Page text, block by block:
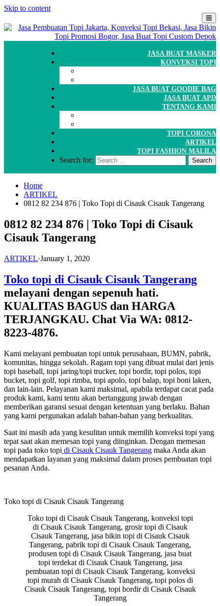
Skip to content
JASA BUAT MASKER
KONVEKSI TOPI
JASA BUAT GOODIE BAG
JASA BUAT APD
TENTANG KAMI
TOPI CORONA
ARTIKEL
TOPI FASHION MALILA
Search for:
Home
ARTIKEL
0812 82 234 876 | Toko Topi di Cisauk Cisauk Tangerang
0812 82 234 876 | Toko Topi di Cisauk
Cisauk Tangerang
ARTIKEL·January 1, 2020
Toko topi di Cisauk Cisauk Tangerang
melayani dengan sepenuh hati.
KUALITAS BAGUS dan HARGA
TERJANGKAU. Chat Via WA: 0812-
8223-4876.
Kami melayani pembuatan topi untuk perusahaan, BUMN, pabrik,
komunitas, hingga sekolah. Ragam topi yang dibuat mulai dari jenis
topi baseball, topi jaring/topi trucker, topi bordir, topi polos, topi
bucket, topi golf, topi rimba, topi apolo, topi balap, topi boni laken,
dan lain-lain. Pelayanan kami maksimal, apabila terdapat cacat pada
produk kami, kami tentu akan bertanggung jawab dengan
memberikan garansi sesuai dengan ketentuan yang berlaku. Bahan
yang kami pergunakan adalah bahan-bahan yang berkualitas.
Saat ini masih ada yang kesulitan untuk memilih konveksi topi yang
tepat saat akan memesan topi yang diinginkan. Dengan memesan
topi pada toko topi di Cisauk Cisauk Tangerang maka Anda akan
mendapatkan layanan yang maksimal dalam proses pembuatan topi
pesanan Anda.
Toko topi di Cisauk Cisauk Tangerang
Toko topi di Cisauk Cisauk Tangerang, konveksi topi
di Cisauk Cisauk Tangerang, grosir topi di Cisauk
Cisauk Tangerang, jasa bikin topi di Cisauk Cisauk
Tangerang, pabrik topi di Cisauk Cisauk Tangerang,
produsen topi di Cisauk Cisauk Tangerang, jasa buat
topi terdekat di Cisauk Cisauk Tangerang, jasa
pembuatan topi di Cisauk Cisauk Tangerang, konveksi
topi murah di Cisauk Cisauk Tangerang, topi polos di
Cisauk Cisauk Tangerang, topi bordir di Cisauk Cisauk
Tangerang